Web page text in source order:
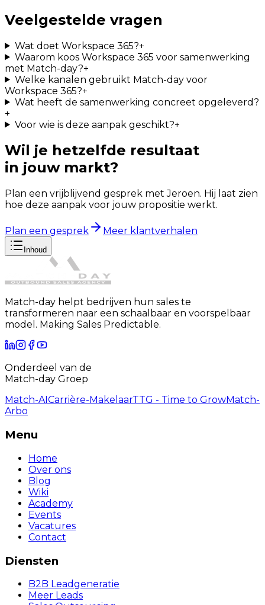
Veelgestelde vragen
Wat doet Workspace 365?+
Waarom koos Workspace 365 voor samenwerking
met Match-day?+
Welke kanalen gebruikt Match-day voor
Workspace 365?+
Wat heeft de samenwerking concreet opgeleverd?
+
Voor wie is deze aanpak geschikt?+
Wil je hetzelfde resultaat
in jouw markt?
Plan een vrijblijvend gesprek met Jeroen. Hij laat zien
hoe deze aanpak voor jouw propositie werkt.
Plan een gesprek Meer klantverhalen
Inhoud
Match-day helpt bedrijven hun sales te
transformeren naar een schaalbaar en voorspelbaar
model. Making Sales Predictable.
Onderdeel van de
Match-day Groep
Match-AI Carrière-MakelaarTTG - Time to GrowMatch-
Arbo
Menu
Home
Over ons
Blog
Wiki
Academy
Events
Vacatures
Contact
Diensten
B2B Leadgeneratie
Meer Leads